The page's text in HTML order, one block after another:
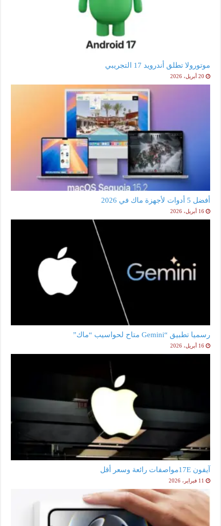
موتورولا تطلق أندرويد 17 التجريبي
20 أبريل، 2026
أفضل 5 أدوات لأجهزة ماك في 2026
16 أبريل، 2026
رسميا تطبيق “Gemini متاح لحواسيب “ماك”
16 أبريل، 2026
آيفون 17Eمواصفات رائعة وسعر أقل
11 فبراير، 2026